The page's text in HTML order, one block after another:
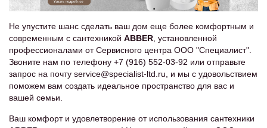
Не упустите шанс сделать ваш дом еще более комфортным и
современным с сантехникой ABBER, установленной
профессионалами от Сервисного центра ООО "Специалист".
Звоните нам по телефону +7 (916) 552-03-92 или отправьте
запрос на почту service@specialist-ltd.ru, и мы с удовольствием
поможем вам создать идеальное пространство для вас и
вашей семьи.
Ваш комфорт и удовлетворение от использования сантехники